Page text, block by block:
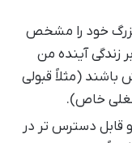
بزرگ خود را مشخص
زندگی آینده من
(مثلاً قبولی
خاص).
قابل دسترس تر در